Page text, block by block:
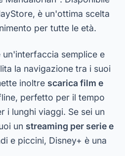
è un'ottima scelta
per tutte le età.
semplice e
la navigazione tra i suoi
inoltre scarica film e
perfetto per il tempo
i lunghi viaggi. Se sei un
un streaming per serie e
e piccini, Disney+ è una